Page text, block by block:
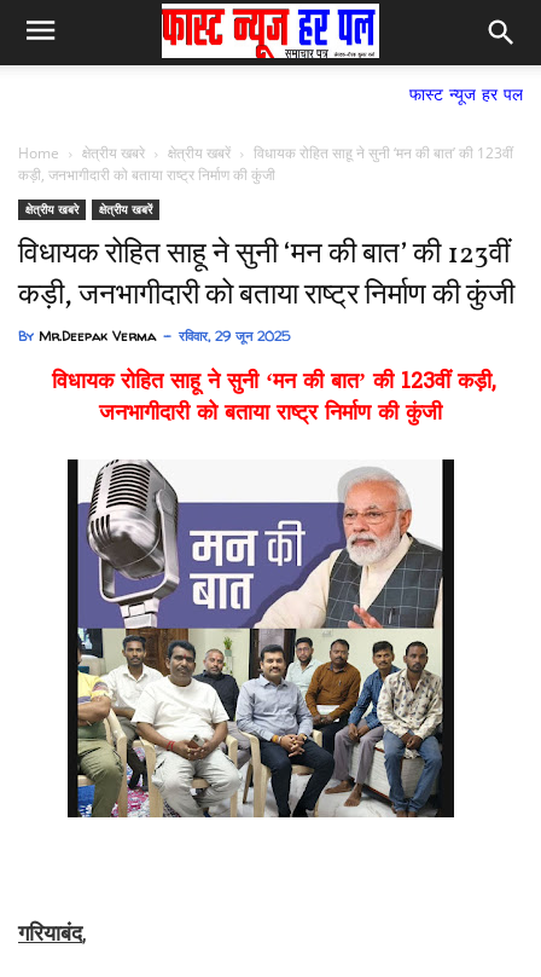
फास्ट न्यूज हर पल समाचार पत्र,
Home क्षेत्रीय खबरे क्षेत्रीय खबरें
विधायक रोहित साहू ने सुनी ‘मन की बात’ की 123वीं
कड़ी, जनभागीदारी को बताया राष्ट्र निर्माण की कुंजी
क्षेत्रीय खबरे क्षेत्रीय खबरें
विधायक रोहित साहू ने सुनी ‘मन की बात’ की 123वीं
कड़ी, जनभागीदारी को बताया राष्ट्र निर्माण की कुंजी
By Mr.Deepak Verma रविवार, 29 जून 2025
विधायक रोहित साहू ने सुनी ‘मन की बात’ की 123वीं कड़ी,
जनभागीदारी को बताया राष्ट्र निर्माण की कुंजी
गरियाबंद,